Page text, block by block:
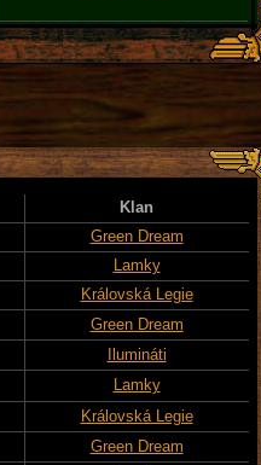
Klan
Green Dream
Lamky
Královská Legie
Green Dream
Ilumináti
Lamky
Královská Legie
Green Dream